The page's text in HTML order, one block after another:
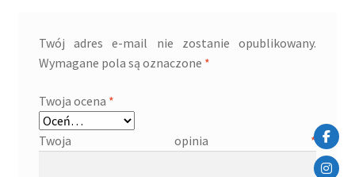
Twój adres e-mail nie zostanie opublikowany.
Wymagane pola są oznaczone *
Twoja ocena *
Twoja opinia *